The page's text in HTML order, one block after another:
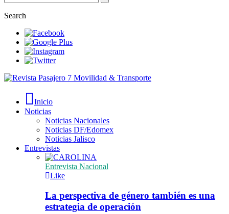
Search
Inicio
Noticias
Noticias Nacionales
Noticias DF/Edomex
Noticias Jalisco
Entrevistas
Entrevista Nacional
Like
La perspectiva de género también es una
estrategia de operación